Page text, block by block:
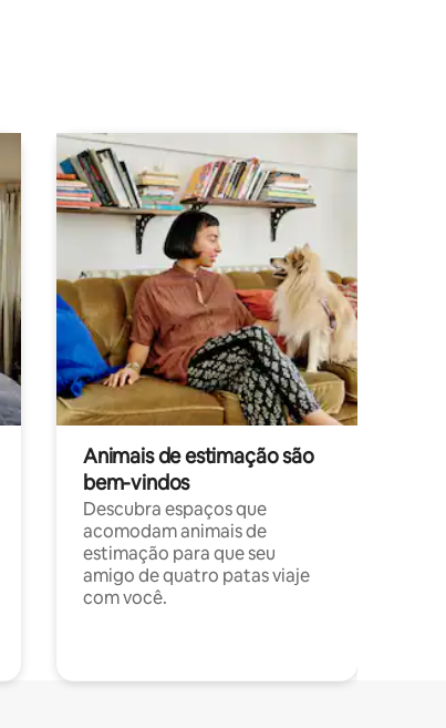
Animais de estimação são
bem-vindos
Descubra espaços que
acomodam animais de
estimação para que seu
amigo de quatro patas viaje
com você.